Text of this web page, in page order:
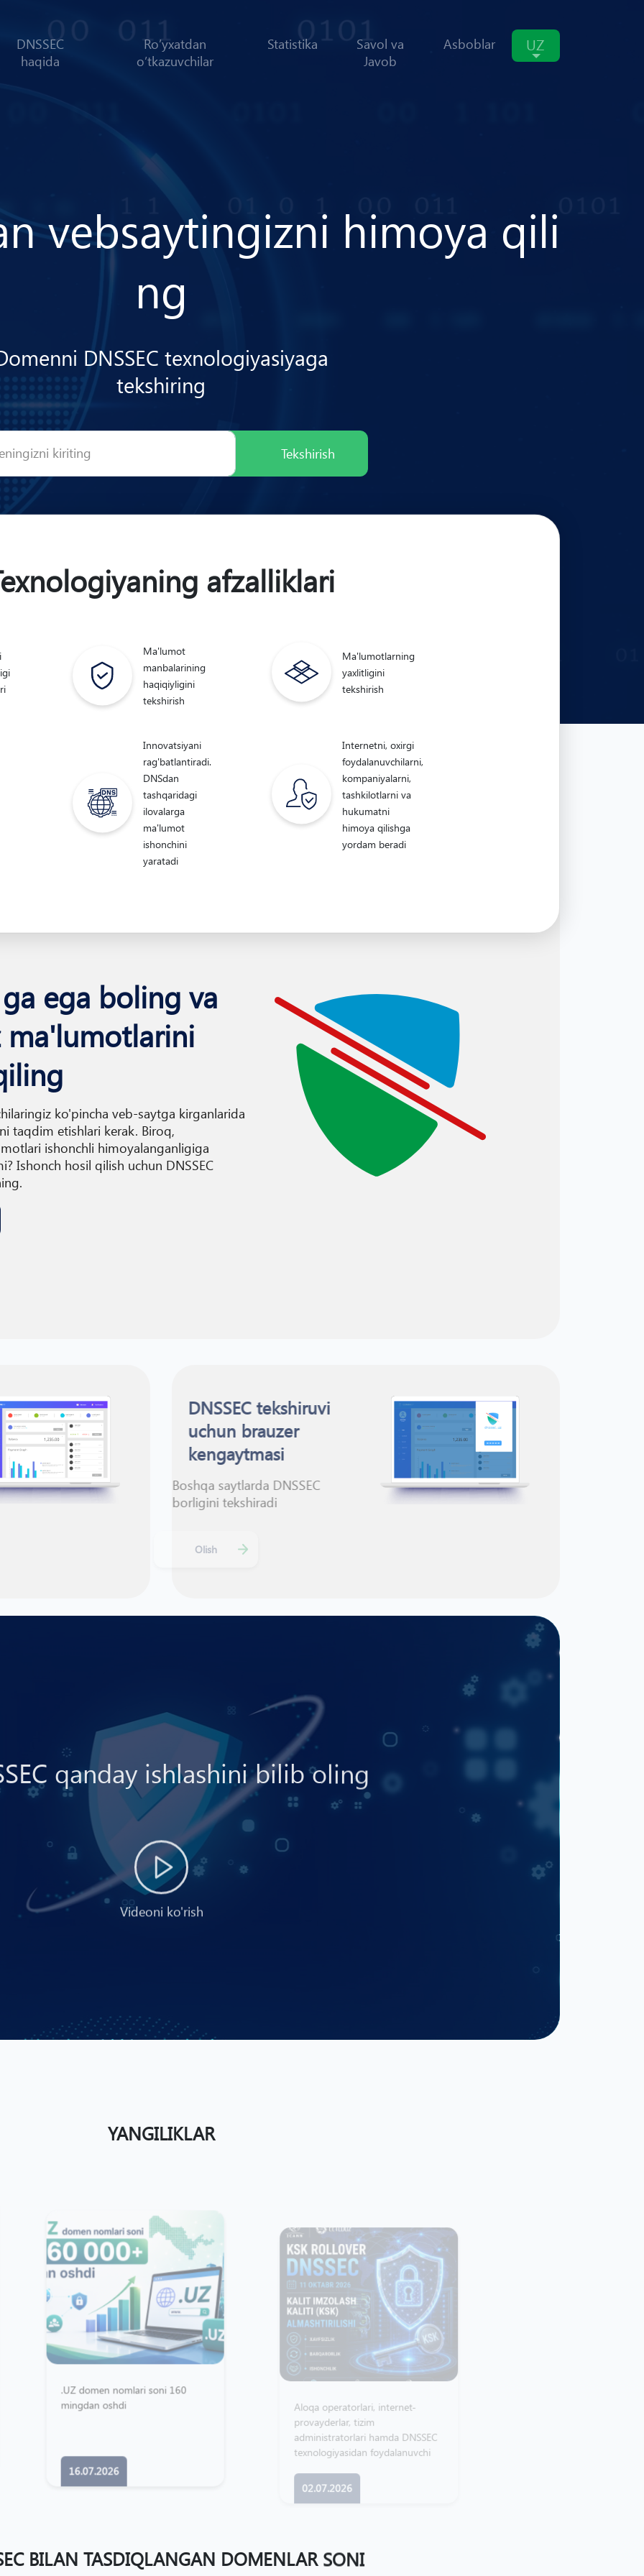
DNSSEC
haqida
Roʼyxatdan
oʼtkazuvchilar
Statistika
Savol va
Javob
Asboblar UZ
n vebsaytingizni himoya qili
ng
DNSSEC texnologiyasiyaga
tekshiring
Tekshirish
afzalliklari
Ma'lumot
manbalarining
haqiqiyligini
tekshirish
Ma'lumotlarning
yaxlitligini
tekshirish
Innovatsiyani
rag'batlantiradi.
DNSdan
tashqaridagi
ilovalarga
ma'lumot
ishonchini
yaratadi
Internetni, oxirgi
foydalanuvchilarni,
kompaniyalarni,
tashkilotlarni va
hukumatni
himoya qilishga
yordam beradi
ga ega boling va
ma'lumotlarini
ko'pincha veb-saytga kirganlarida
taqdim etishlari kerak. Biroq,
ishonchli himoyalanganligiga
Ishonch hosil qilish uchun DNSSEC
DNSSEC tekshiruvi
uchun brauzer
kengaytmasi
Boshqa saytlarda DNSSEC
borligini tekshiradi
qanday ishlashini bilib oling
Videoni ko'rish
YANGILIKLAR
domen nomlari soni 160
oshdi
Aloqa operatorlari, internet-
administratorlari hamda DNSSEC
texnologiyasidan foydalanuvchi
barcha tashkilotlar diqqatiga
.UZ domeni ma’muriyati
ICANN86 Policy Forum’da ishtirok
15.06.2026
BILAN TASDIQLANGAN DOMENLAR SONI